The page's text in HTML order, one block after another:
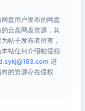
盘用户发布的网盘
云盘网盘资源，其
帖子发布者所有，
站任何介绍帖侵犯
进
的资源存在侵权